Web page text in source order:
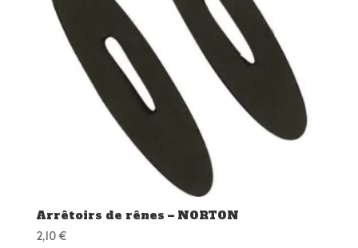
Arrêtoirs de rênes – NORTON
2,10€